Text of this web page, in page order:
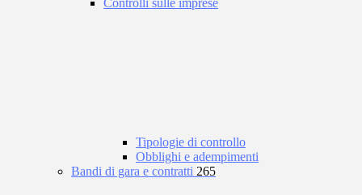
Controlli sulle imprese
Tipologie di controllo
Obblighi e adempimenti
Bandi di gara e contratti 265